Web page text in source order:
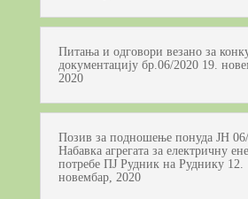
Питања и одговори везано за
документацију бр.06/2020 19.
2020
Позив за подношење понуда ЈН
Набавка агрегата за електричну
потребе ПЈ Рудник на Руднику 12.
новембар, 2020